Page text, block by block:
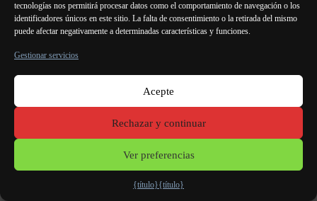
tecnologías nos permitirá procesar datos como el comportamiento de navegación o los
identificadores únicos en este sitio. La falta de consentimiento o la retirada del mismo
puede afectar negativamente a determinadas características y funciones.
Gestionar servicios
Acepte
Rechazar y continuar
Ver preferencias
{título}{título}
Lorient Oporto Lisboa Valencia
Mencioneslegales